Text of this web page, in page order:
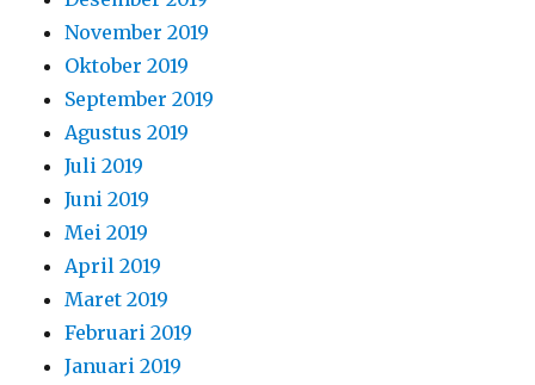
November 2019
Oktober 2019
September 2019
Agustus 2019
Juli 2019
Juni 2019
Mei 2019
April 2019
Maret 2019
Februari 2019
Januari 2019